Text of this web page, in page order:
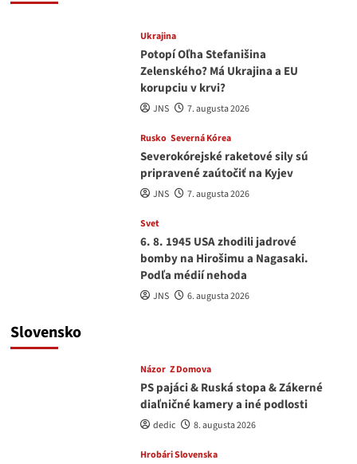
Ukrajina
Potopí Oľha Stefanišina
Zelenského? Má Ukrajina a EU
korupciu v krvi?
JNS 7. augusta 2026
Rusko Severná Kórea
Severokórejské raketové sily sú
pripravené zaútočiť na Kyjev
JNS 7. augusta 2026
Svet
6. 8. 1945 USA zhodili jadrové
bomby na Hirošimu a Nagasaki.
Podľa médií nehoda
JNS 6. augusta 2026
Slovensko
Názor Z Domova
PS pajáci & Ruská stopa & Zákerné
diaľničné kamery a iné podlosti
dedic 8. augusta 2026
Hrobári Slovenska